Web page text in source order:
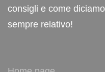
consigli e come
sempre relativo!